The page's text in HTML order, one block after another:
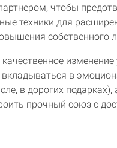
чтобы
техники для
собственного
в
в дорогих
прочный союз с